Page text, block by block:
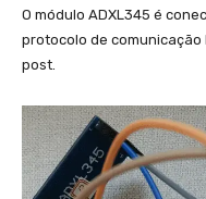
O módulo ADXL345 é
protocolo de comunicação
post.